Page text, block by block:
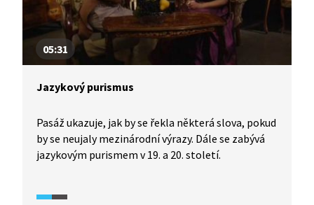
05:31
Jazykový purismus
Pasáž ukazuje, jak by se řekla některá slova, pokud
by se neujaly mezinárodní výrazy. Dále se zabývá
jazykovým purismem v 19. a 20. století.